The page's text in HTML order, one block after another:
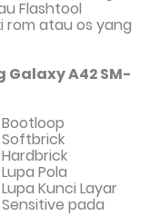
Flashtool
rom atau os yang
A42 SM-
Pola
Kunci Layar
pada